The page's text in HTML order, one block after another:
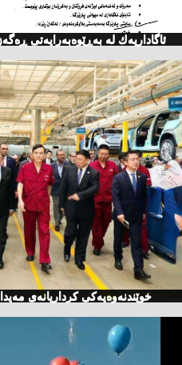
ئاگاداریه‌ك له‌ به‌ڕێوه‌به‌رایه‌تی
خوێندنەوەیەكی كرداریانەی